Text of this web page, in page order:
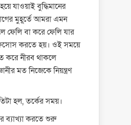
যাওয়াই বুদ্ধিমানের
মুহূর্তে আমরা এমন
ফেলি বা করে ফেলি যার
করতে হয়। ওই সময়ে
করে নীরব থাকলে
মত নিজেকে নিয়ন্ত্রণ
হল, তর্কের সময়।
করতে শুরু